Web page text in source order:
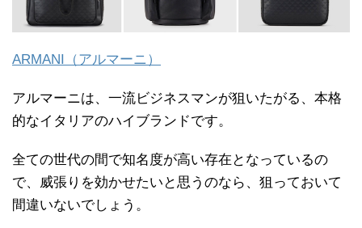
ARMANI（アルマーニ）
アルマーニは、一流ビジネスマンが狙いたがる、本格
的なイタリアのハイブランドです。
全ての世代の間で知名度が高い存在となっているの
で、威張りを効かせたいと思うのなら、狙っておいて
間違いないでしょう。